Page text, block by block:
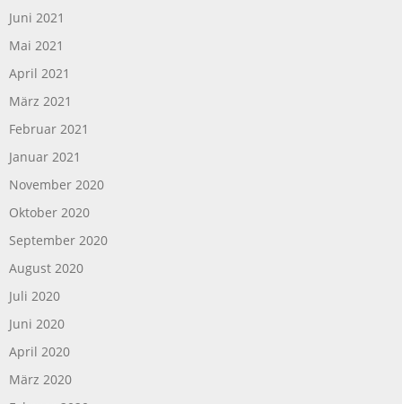
Juni 2021
Mai 2021
April 2021
März 2021
Februar 2021
Januar 2021
November 2020
Oktober 2020
September 2020
August 2020
Juli 2020
Juni 2020
April 2020
März 2020